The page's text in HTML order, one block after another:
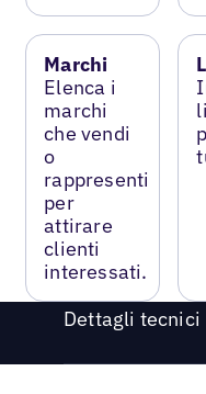
Marchi
Elenca i
marchi
che vendi
o
rappresenti
per
attirare
clienti
interessati.
Dettagli tecnici